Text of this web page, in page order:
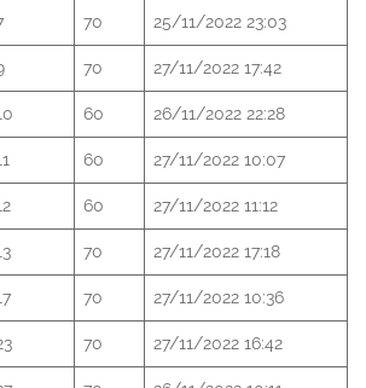
70 25/11/2022 23:03
70 27/11/2022 17:42
60 26/11/2022 22:28
60 27/11/2022 10:07
60 27/11/2022 11:12
70 27/11/2022 17:18
70 27/11/2022 10:36
70 27/11/2022 16:42